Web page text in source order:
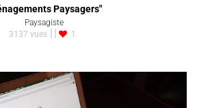
Paysagers"
Paysagiste
3137 vues
1